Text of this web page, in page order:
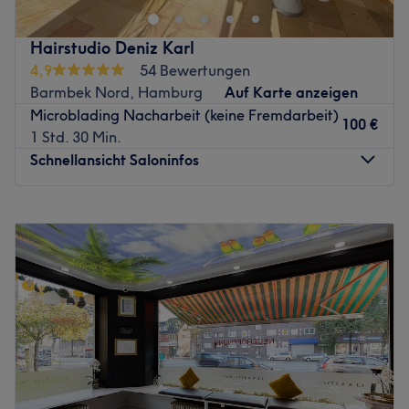
zeitaufwendig, sodass man von einem längeren Schlafen
nur träumen kann. Für die Kundinnen von Beauty by
Maryam in der Wandsbeker Marktstraße 162 ist dieser
Traum wahr geworden. Wenn du wissen möchtest, warum
das so ist, solltest du keine Zeit verlieren und deinen
Termin in diesem schönen Salon noch heute supereinfach
und schnell mit Treatwell buchen – online oder per App.
aussiehst. Ein Wimpernlifting verleiht deinen natürlichen
Wimpern den perfekten Schwung, sodass du dich auch
von deiner Mascara und Co. verabschieden kannst.
Natürlich muss dein neuer Look zu dir passen, weshalb
eine ausführliche Beratung hier ein Muss ist. Bei einer
angenehmen Unterhaltung und einem Getränk deiner
Wahl kannst du dich entspannt zurücklehnen und
verschönern lassen. Worauf wartest du also noch?
Hairstudio Deniz Karl
4,9
54 Bewertungen
Barmbek Nord, Hamburg
Auf Karte anzeigen
Microblading Nacharbeit (keine Fremdarbeit)
1 Std. 30 Min.
100 €
Schnellansicht Saloninfos
Dienstag
09:00–18:00
Mittwoch
09:00–18:00
Donnerstag
09:00–18:00
Freitag
09:00–18:00
Samstag
10:00–14:00
Sonntag
Geschlossen
Das Hairstudio Deniz Karl in Hamburg Barmbek-Nord